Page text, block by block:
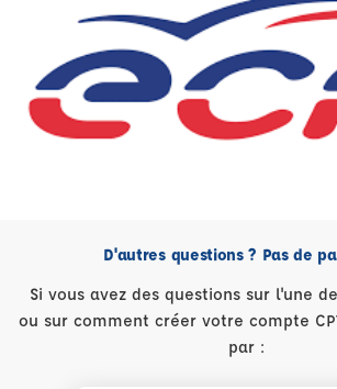
D'autres questions ? Pas de
Si vous avez des questions sur l'une
ou sur comment créer votre compte
par :